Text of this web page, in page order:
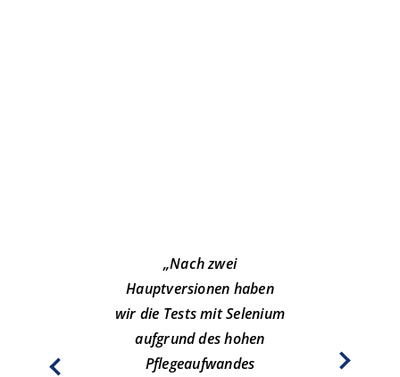
„Nach zwei
Hauptversionen haben
wir die Tests mit Selenium
aufgrund des hohen
Pflegeaufwandes